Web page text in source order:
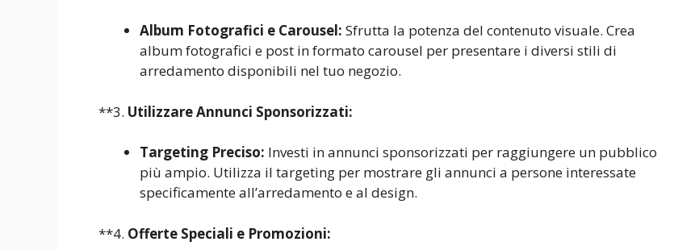
Album Fotografici e Carousel: Sfrutta la potenza del contenuto visuale. Crea
album fotografici e post in formato carousel per presentare i diversi stili di
arredamento disponibili nel tuo negozio.
**3. Utilizzare Annunci Sponsorizzati:
Targeting Preciso: Investi in annunci sponsorizzati per raggiungere un pubblico
più ampio. Utilizza il targeting per mostrare gli annunci a persone interessate
specificamente all’arredamento e al design.
**4. Offerte Speciali e Promozioni: